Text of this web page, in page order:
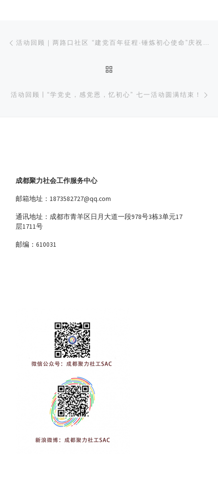
文章导航 活动回顾｜两路口社区 “建党百年征程·锤炼初心使命”庆祝建党100周年文艺汇演活动圆满成功
活动回顾丨“学党史，感党恩，忆初心” 七一活动圆满结束！
成都聚力社会工作服务中心
邮箱地址：1873582727@qq.com
通讯地址：成都市青羊区日月大道一段978号3栋3单元17
层1711号
邮编：610031